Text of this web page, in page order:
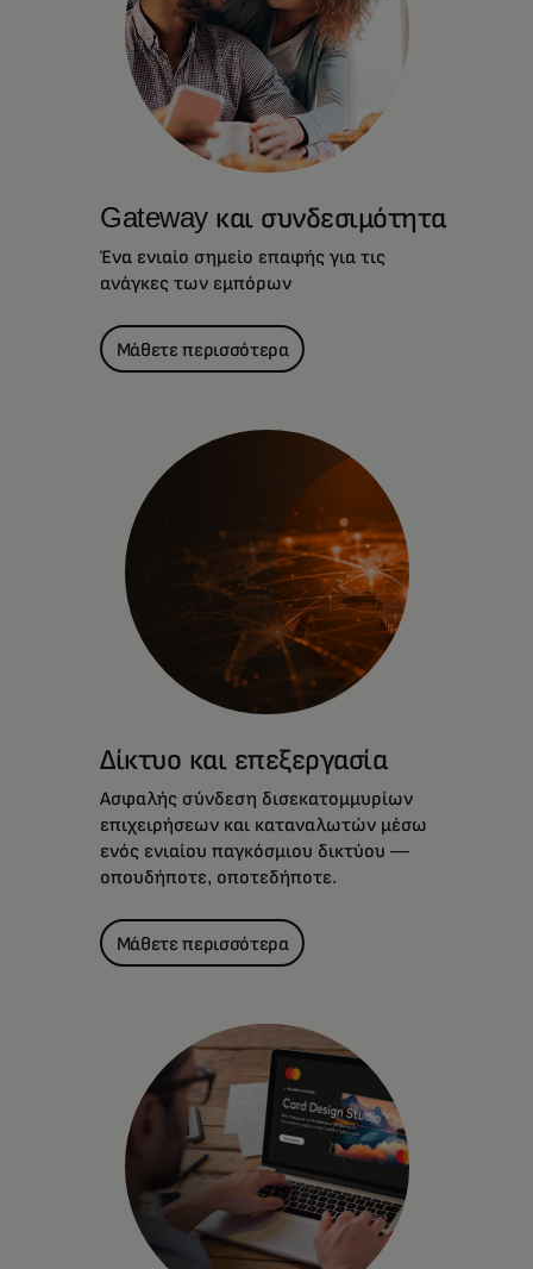
Gateway και συνδεσιμότητα
Ένα ενιαίο σημείο επαφής για τις
ανάγκες των εμπόρων
Μάθετε περισσότερα
Δίκτυο και επεξεργασία
Ασφαλής σύνδεση δισεκατομμυρίων
επιχειρήσεων και καταναλωτών μέσω
ενός ενιαίου παγκόσμιου δικτύου —
οπουδήποτε, οποτεδήποτε.
Μάθετε περισσότερα